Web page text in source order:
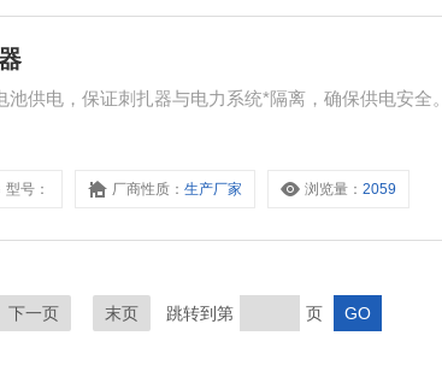
供电，保证刺扎器与电力系统*隔离，确保供电安全。
型号： 厂商性质：生产厂家 浏览量：2059
下一页 末页 跳转到第 页